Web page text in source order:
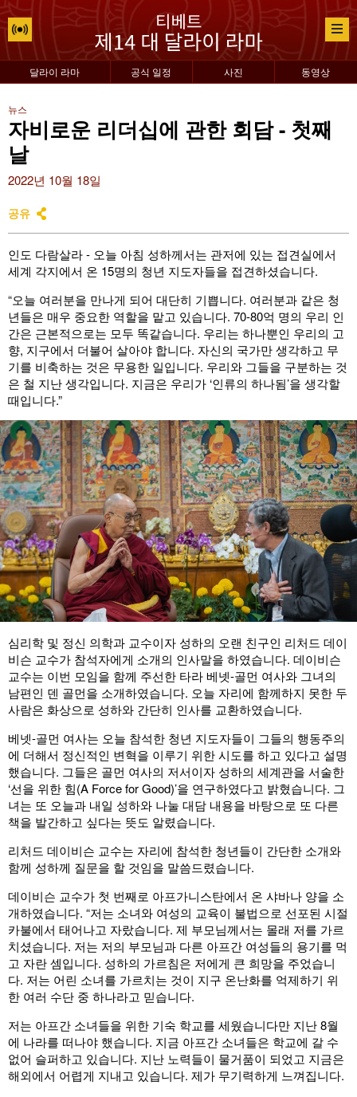
달라이 라마 공식 일정 사진 동영상
뉴스
자비로운 리더십에 관한 회담 - 첫째
날
2022년 10월 18일
공유
인도 다람살라 - 오늘 아침 성하께서는 관저에 있는 접견실에서
세계 각지에서 온 15명의 청년 지도자들을 접견하셨습니다.
“오늘 여러분을 만나게 되어 대단히 기쁩니다. 여러분과 같은 청
년들은 매우 중요한 역할을 맡고 있습니다. 70-80억 명의 우리 인
간은 근본적으로는 모두 똑같습니다. 우리는 하나뿐인 우리의 고
향, 지구에서 더불어 살아야 합니다. 자신의 국가만 생각하고 무
기를 비축하는 것은 무용한 일입니다. 우리와 그들을 구분하는 것
은 철 지난 생각입니다. 지금은 우리가 ‘인류의 하나됨’을 생각할
때입니다.”
심리학 및 정신 의학과 교수이자 성하의 오랜 친구인 리처드 데이
비슨 교수가 참석자에게 소개의 인사말을 하였습니다. 데이비슨
교수는 이번 모임을 함께 주선한 타라 베넷-골먼 여사와 그녀의
남편인 덴 골먼을 소개하였습니다. 오늘 자리에 함께하지 못한 두
사람은 화상으로 성하와 간단히 인사를 교환하였습니다.
베넷-골먼 여사는 오늘 참석한 청년 지도자들이 그들의 행동주의
에 더해서 정신적인 변혁을 이루기 위한 시도를 하고 있다고 설명
했습니다. 그들은 골먼 여사의 저서이자 성하의 세계관을 서술한
‘선을 위한 힘(A Force for Good)’을 연구하였다고 밝혔습니다. 그
녀는 또 오늘과 내일 성하와 나눌 대담 내용을 바탕으로 또 다른
책을 발간하고 싶다는 뜻도 알렸습니다.
리처드 데이비슨 교수는 자리에 참석한 청년들이 간단한 소개와
함께 성하께 질문을 할 것임을 말씀드렸습니다.
데이비슨 교수가 첫 번째로 아프가니스탄에서 온 샤바나 양을 소
개하였습니다. “저는 소녀와 여성의 교육이 불법으로 선포된 시절
카불에서 태어나고 자랐습니다. 제 부모님께서는 몰래 저를 가르
치셨습니다. 저는 저의 부모님과 다른 아프간 여성들의 용기를 먹
고 자란 셈입니다. 성하의 가르침은 저에게 큰 희망을 주었습니
다. 저는 어린 소녀를 가르치는 것이 지구 온난화를 억제하기 위
한 여러 수단 중 하나라고 믿습니다.
저는 아프간 소녀들을 위한 기숙 학교를 세웠습니다만 지난 8월
에 나라를 떠나야 했습니다. 지금 아프간 소녀들은 학교에 갈 수
없어 슬퍼하고 있습니다. 지난 노력들이 물거품이 되었고 지금은
해외에서 어렵게 지내고 있습니다. 제가 무기력하게 느껴집니다.